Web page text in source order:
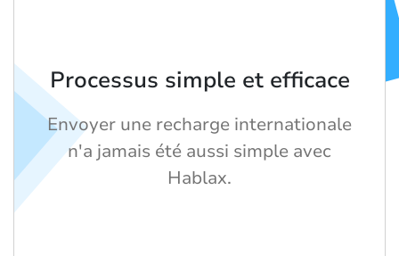
Processus simple et efficace
Envoyer une recharge internationale
n'a jamais été aussi simple avec
Hablax.